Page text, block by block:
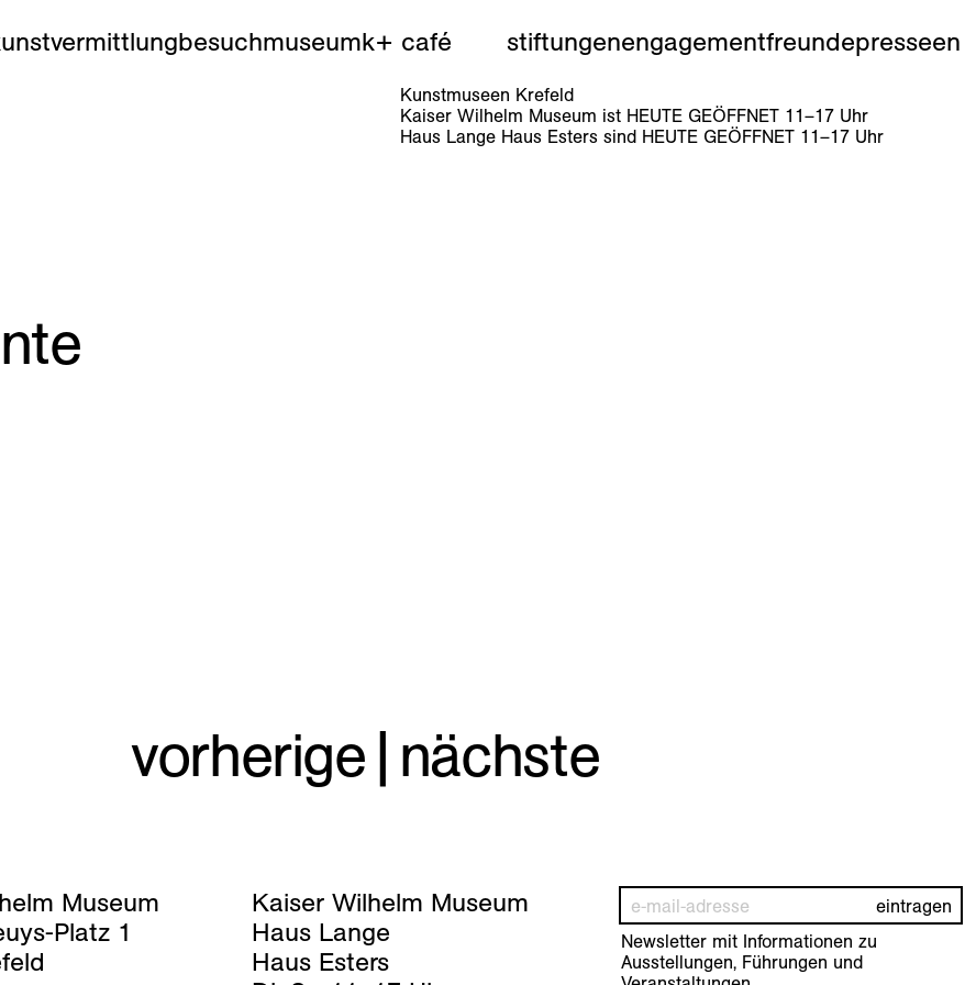
besuchmuseumk+ café stiftungenengagementfreundepresseen
Kunstmuseen Krefeld
Kaiser Wilhelm Museum ist HEUTE GEÖFFNET 11–17Uhr
Haus Lange Haus Esters sind HEUTE GEÖFFNET 11–17Uhr
vorherige| nächste
Museum
Platz 1
Kaiser Wilhelm Museum
Haus Lange
Haus Esters
Newsletter mit Informationen zu
Ausstellungen, Führungen und